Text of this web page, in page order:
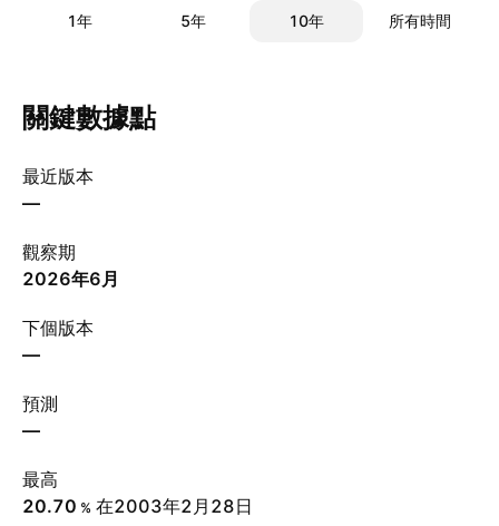
1年 5年 10年 所有時間
關鍵數據點
最近版本
—
觀察期
2026年6月
下個版本
—
預測
—
最高
20.70 % 在2003年2月28日